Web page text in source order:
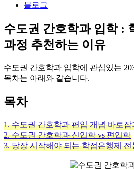
블로그
수도권 간호학과 입학 :
과정 추천하는 이유
수도권 간호학과 입학에 관심있는
목차는 아래와 같습니다.
목차
1. 수도권 간호학과 편입 개념 바로잡
2. 수도권 간호학과 신입학 vs 편입학
3. 당장 시작해야 되는 학점은행제